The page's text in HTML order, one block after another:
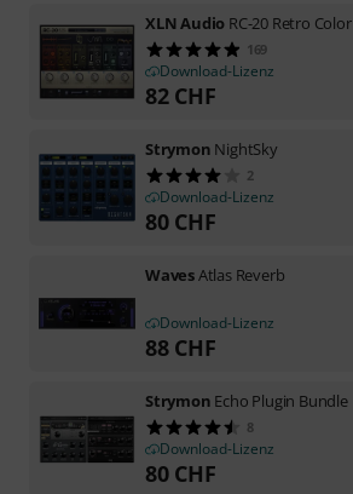
XLN Audio RC-20 Retro Color
169
Download-Lizenz
82 CHF
Strymon NightSky
2
Download-Lizenz
80 CHF
WavesAtlas Reverb
Download-Lizenz
88 CHF
Strymon Echo Plugin Bundle
8
Download-Lizenz
80 CHF